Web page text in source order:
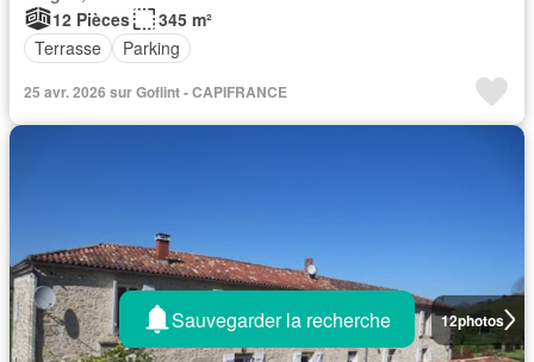
12 Pièces
345 m²
Terrasse
Parking
25 avr. 2026 sur Goflint - CAPIFRANCE
12photos
Sauvegarder la recherche